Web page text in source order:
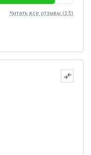
Читать все отзывы (13)